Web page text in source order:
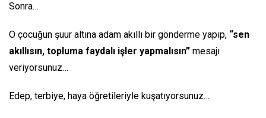
Sonra…
O çocuğun şuur altına adam akıllı bir gönderme yapıp, “sen
akıllısın, topluma faydalı işler yapmalısın” mesajı
veriyorsunuz…
Edep, terbiye, haya öğretileriyle kuşatıyorsunuz…